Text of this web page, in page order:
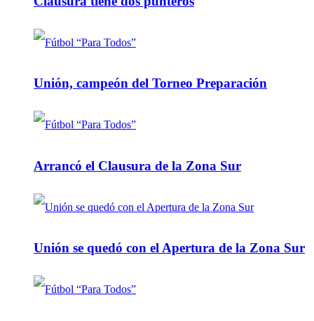
Unión, campeón del Torneo Preparación
Arrancó el Clausura de la Zona Sur
Unión se quedó con el Apertura de la Zona Sur